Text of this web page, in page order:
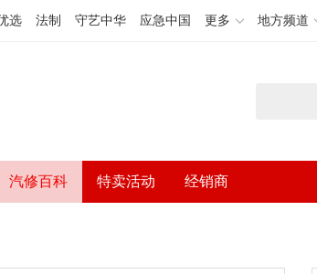
选 法制 守艺中华 应急中国 更多 地方频道
汽修百科 特卖活动 经销商